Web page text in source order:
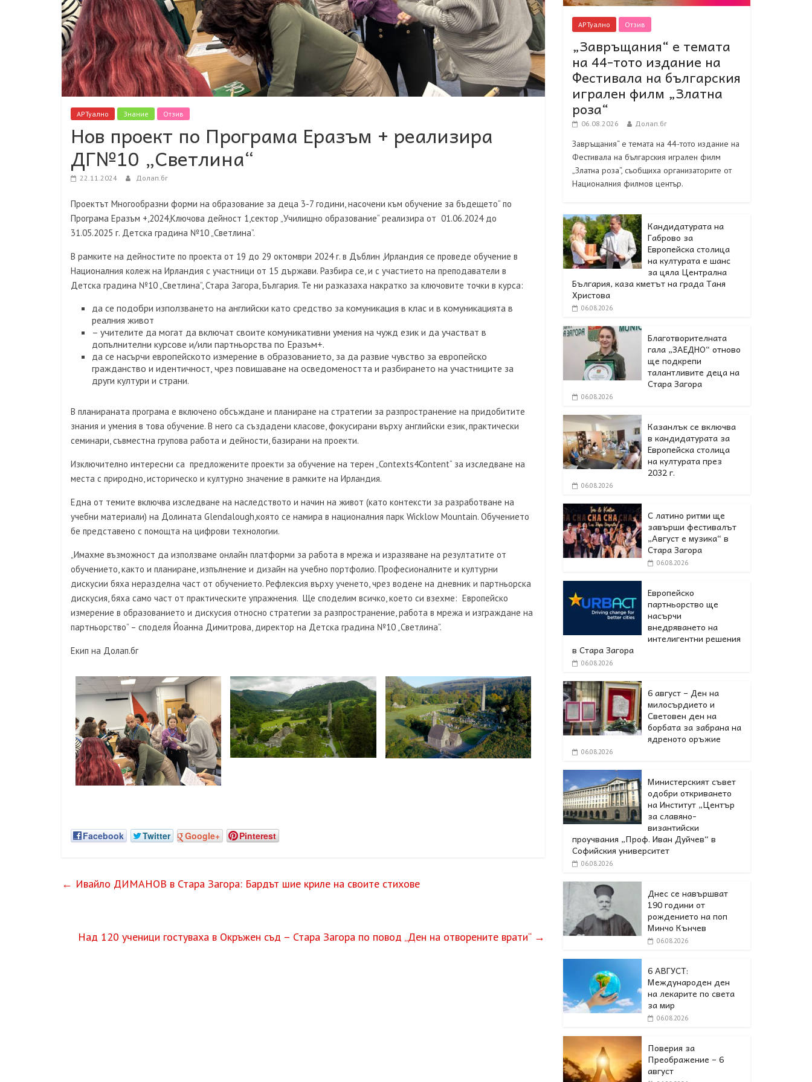
АРТуално Знание Отзив
Нов проект по Програма Еразъм + реализира
ДГ№10 „Светлина“
22.11.2024 Долап.бг
Проектът Многообразни форми на образование за деца 3-7 години, насочени към обучение за бъдещето“ по
Програма Еразъм +,2024,Ключова дейност 1,сектор „Училищно образование“ реализира от 01.06.2024 до
31.05.2025 г. Детска градина №10 „Светлина”.
В рамките на дейностите по проекта от 19 до 29 октомври 2024 г. в Дъблин ,Ирландия се проведе обучение в
Националния колеж на Ирландия с участници от 15 държави. Разбира се, и с участието на преподаватели в
Детска градина №10 „Светлина”, Стара Загора, България. Те ни разказаха накратко за ключовите точки в курса:
да се подобри използването на английски като средство за комуникация в клас и в комуникацията в
реалния живот
– учителите да могат да включат своите комуникативни умения на чужд език и да участват в
допълнителни курсове и/или партньорства по Еразъм+.
да се насърчи европейското измерение в образованието, за да развие чувство за европейско
гражданство и идентичност, чрез повишаване на осведомеността и разбирането на участниците за
други култури и страни.
В планираната програма е включено обсъждане и планиране на стратегии за разпространение на придобитите
знания и умения в това обучение. В него са създадени класове, фокусирани върху английски език, практически
семинари, съвместна групова работа и дейности, базирани на проекти.
Изключително интересни са предложените проекти за обучение на терен „Contexts4Content“ за изследване на
места с природно, историческо и културно значение в рамките на Ирландия.
Една от темите включва изследване на наследството и начин на живот (като контексти за разработване на
учебни материали) на Долината Glendalough,която се намира в националния парк Wicklow Mountain. Обучението
бе представено с помощта на цифрови технологии.
„Имахме възможност да използваме онлайн платформи за работа в мрежа и изразяване на резултатите от
обучението, както и планиране, изпълнение и дизайн на учебно портфолио. Професионалните и културни
дискусии бяха неразделна част от обучението. Рефлексия върху ученето, чрез водене на дневник и партньорска
дискусия, бяха само част от практическите упражнения. Ще споделим всичко, което си взехме: Европейско
измерение в образованието и дискусия относно стратегии за разпространение, работа в мрежа и изграждане на
партньорство” – споделя Йоанна Димитрова, директор на Детска градина №10 „Светлина”.
Екип на Долап.бг
Facebook Twitter Google+ Pinterest
← Ивайло ДИМАНОВ в Стара Загора: Бардът шие криле на своите стихове
Над 120 ученици гостуваха в Окръжен съд – Стара Загора по повод „Ден на отворените врати“ →
АРТуално Отзив
„Завръщания“ е темата
на 44-тото издание на
Фестивала на българския
игрален филм „Златна
роза“
06.08.2026 Долап.бг
Завръщания“ е темата на 44-тото издание на
Фестивала на българския игрален филм
„Златна роза“, съобщиха организаторите от
Националния филмов център.
Кандидатурата на
Габрово за
Европейска столица
на културата е шанс
за цяла Централна
България, каза кметът на града Таня
Христова
06.08.2026
Благотворителната
гала „ЗАЕДНО“ отново
ще подкрепи
талантливите деца на
Стара Загора
06.08.2026
Казанлък се включва
в кандидатурата за
Европейска столица
на културата през
2032 г.
06.08.2026
С латино ритми ще
завърши фестивалът
„Август е музика“ в
Стара Загора
06.08.2026
Европейско
партньорство ще
насърчи
внедряването на
интелигентни решения
в Стара Загора
06.08.2026
6 август – Ден на
милосърдието и
Световен ден на
борбата за забрана на
ядреното оръжие
06.08.2026
Министерският съвет
одобри откриването
на Институт „Център
за славяно-
византийски
проучвания „Проф. Иван Дуйчев“ в
Софийския университет
06.08.2026
Днес се навършват
190 години от
рождението на поп
Минчо Кънчев
06.08.2026
6 АВГУСТ:
Международен ден
на лекарите по света
за мир
06.08.2026
Поверия за
Преображение – 6
август